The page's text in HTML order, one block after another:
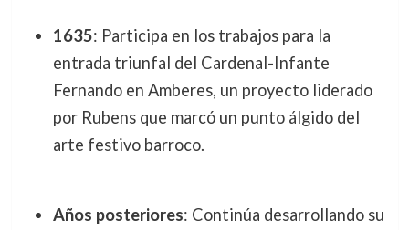
1635: Participa en los trabajos para la
entrada triunfal del Cardenal-Infante
Fernando en Amberes, un proyecto liderado
por Rubens que marcó un punto álgido del
arte festivo barroco.
Años posteriores: Continúa desarrollando su